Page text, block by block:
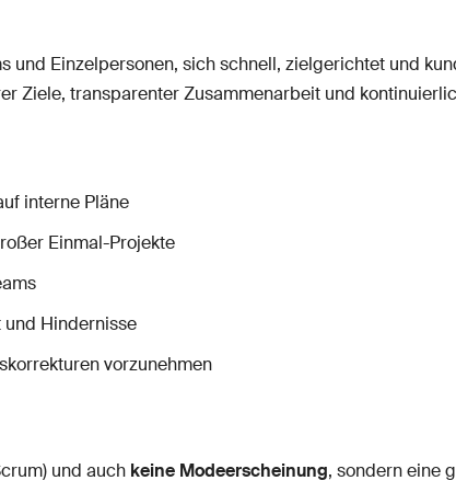
und Einzelpersonen, sich schnell, zielgerichtet und
Ziele, transparenter Zusammenarbeit und
interne Pläne
Einmal-Projekte
und Hindernisse
vorzunehmen
und auch keine Modeerscheinung, sondern eine